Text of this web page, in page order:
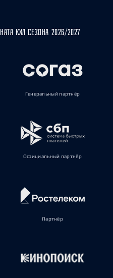
КХЛ СЕЗОНА 2026/2027
Генеральный партнёр
Официальный партнёр
Партнёр